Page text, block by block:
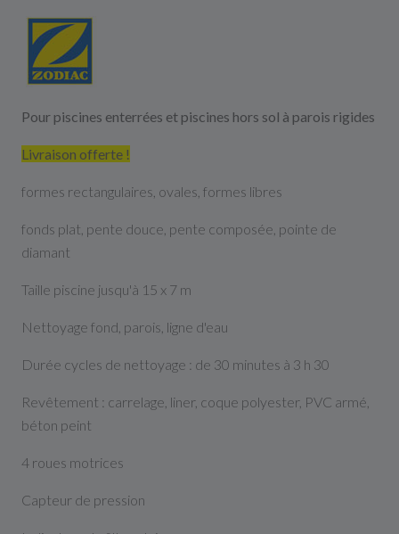
Pour piscines enterrées et piscines hors sol à parois rigides
Livraison offerte !
formes rectangulaires, ovales, formes libres
fonds plat, pente douce, pente composée, pointe de
diamant
Taille piscine jusqu'à 15 x 7 m
Nettoyage fond, parois, ligne d'eau
Durée cycles de nettoyage : de 30 minutes à 3 h 30
Revêtement : carrelage, liner, coque polyester, PVC armé,
béton peint
4 roues motrices
Capteur de pression